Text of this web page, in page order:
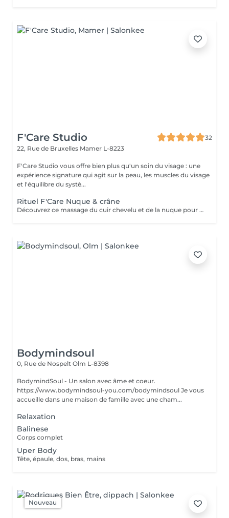
F'Care Studio
32
22, Rue de Bruxelles Mamer L-8223
F'Care Studio vous offre bien plus qu'un soin du visage : une
expérience signature qui agit sur la peau, les muscles du visage
et l'équilibre du systè...
Rituel F'Care Nuque & crâne
Découvrez ce massage du cuir chevelu et de la nuque pour chasser les tensions physiques et mentales, combattre la fatigue et le stress. Modelage manuel du cuir chevelu sans huile, travail lent des muscles du cou, de la nuque sur-sollicités au quotidien. Les zones sensibles et tendues du crâne sont travaillés avec des techniques d'acupression et des instruments en pierre semi précieuse chauds afin de relaxer à la fois le corps et l'esprit et s'ancrer dans le moment présent. Réel lâcher prise en quelques instants. Les signes de fatigue sont estompés, le visage est parfaitement détendu.
Bodymindsoul
0, Rue de Nospelt Olm L-8398
BodymindSoul - Un salon avec âme et coeur.
https://www.bodymindsoul-you.com/bodymindsoul Je vous
accueille dans une maison de famille avec une cham...
Relaxation
Balinese
Corps complet
Uper Body
Tête, épaule, dos, bras, mains
Nouveau